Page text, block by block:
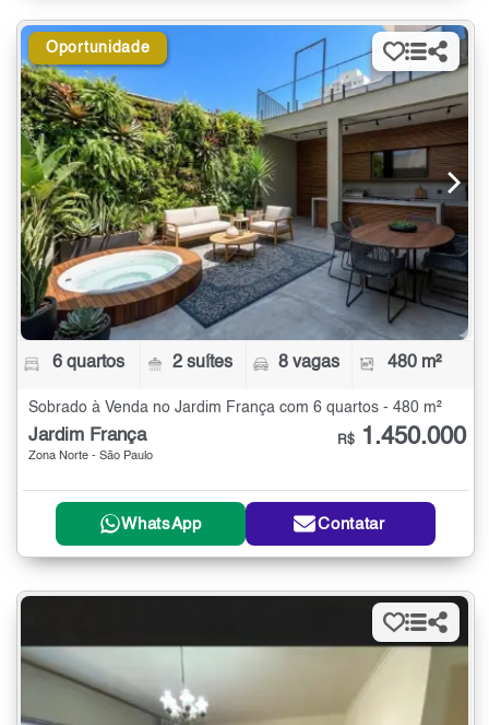
Oportunidade
6 quartos 2 suítes 8 vagas 480 m²
Sobrado à Venda no Jardim França com 6 quartos - 480 m²
Jardim França
Zona Norte - São Paulo
R$ 1.450.000
WhatsApp Contatar